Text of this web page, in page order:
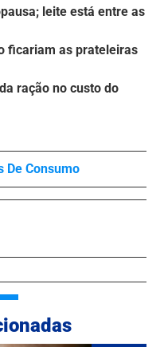
leite está entre as
ficariam as prateleiras
ração no custo do
De Consumo